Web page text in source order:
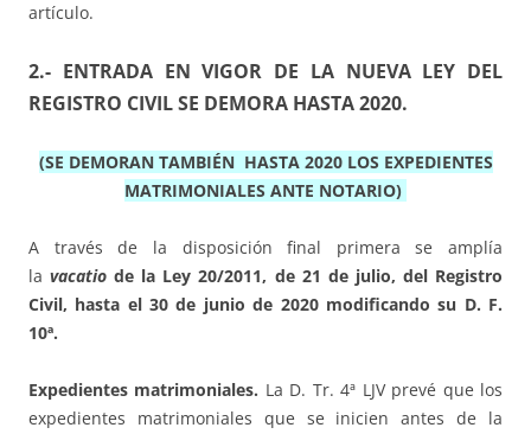
artículo.
2.- ENTRADA EN VIGOR DE LA NUEVA LEY DEL
REGISTRO CIVIL SE DEMORA HASTA 2020.
(SE DEMORAN TAMBIÉN HASTA 2020 LOS EXPEDIENTES
MATRIMONIALES ANTE NOTARIO)
A través de la disposición final primera se amplía
lavacatio de la Ley 20/2011, de 21 de julio, del Registro
Civil, hasta el 30 de junio de 2020 modificando su D. F.
10ª.
Expedientes matrimoniales. La D. Tr. 4ª LJV prevé que los
expedientes matrimoniales que se inicien antes de la